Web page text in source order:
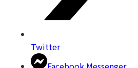
Twitter